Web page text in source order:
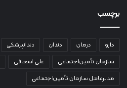
برچسب
دارو درمان دندان دندانپزشکی
سازمان تأمین‌اجتماعی
علی اسحاقی
مدیرعامل سازمان تأمین‌اجتماعی